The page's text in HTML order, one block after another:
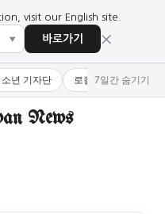
visit our English site.
▼ 바로가기 ×
소년 기자단 로컬 큐레이터
7일간 숨기기
News